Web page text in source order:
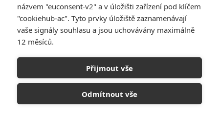
RECENZE FILMŮ
10
Schnirch nebarví hnus českých dějin
narůžovo
5
Recenze: Záhada strašidelného
zámku úroveň štědrovečerních
názvem "euconsent-v2" a v úložišti zařízení pod klíčem
"cookiehub-ac". Tyto prvky úložiště zaznamenávají
vaše signály souhlasu a jsou uchovávány maximálně
12 měsíců.
Přijmout vše
Odmítnout vše